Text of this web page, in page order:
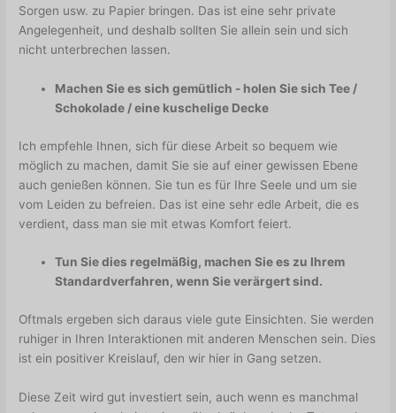
Sorgen usw. zu Papier bringen. Das ist eine sehr private
Angelegenheit, und deshalb sollten Sie allein sein und sich
nicht unterbrechen lassen.
Machen Sie es sich gemütlich - holen Sie sich Tee /
Schokolade / eine kuschelige Decke
Ich empfehle Ihnen, sich für diese Arbeit so bequem wie
möglich zu machen, damit Sie sie auf einer gewissen Ebene
auch genießen können. Sie tun es für Ihre Seele und um sie
vom Leiden zu befreien. Das ist eine sehr edle Arbeit, die es
verdient, dass man sie mit etwas Komfort feiert.
Tun Sie dies regelmäßig, machen Sie es zu Ihrem
Standardverfahren, wenn Sie verärgert sind.
Oftmals ergeben sich daraus viele gute Einsichten. Sie werden
ruhiger in Ihren Interaktionen mit anderen Menschen sein. Dies
ist ein positiver Kreislauf, den wir hier in Gang setzen.
Diese Zeit wird gut investiert sein, auch wenn es manchmal